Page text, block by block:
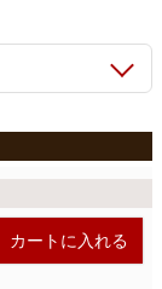
カートに入れる